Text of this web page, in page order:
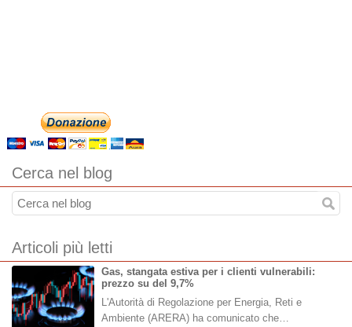
Cerca nel blog
Articoli più letti
Gas, stangata estiva per i clienti vulnerabili:
prezzo su del 9,7%
L'Autorità di Regolazione per Energia, Reti e
Ambiente (ARERA) ha comunicato che…